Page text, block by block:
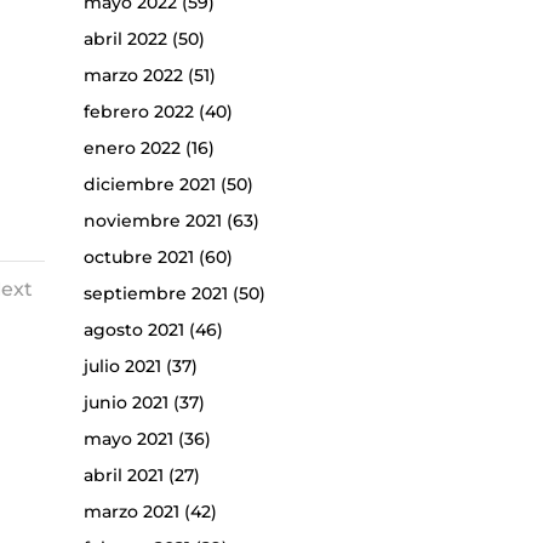
abril 2022(50)
marzo 2022(51)
febrero 2022(40)
enero 2022(16)
diciembre 2021 (50)
noviembre 2021 (63)
octubre 2021 (60)
septiembre 2021 (50)
agosto 2021 (46)
julio 2021 (37)
junio 2021 (37)
mayo 2021 (36)
abril 2021 (27)
marzo 2021 (42)